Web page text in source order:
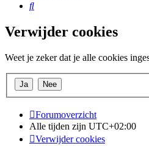
Zoek
Verwijder cookies
Weet je zeker dat je alle cookies
Forumoverzicht
Alle tijden zijn UTC+02:00
Verwijder cookies